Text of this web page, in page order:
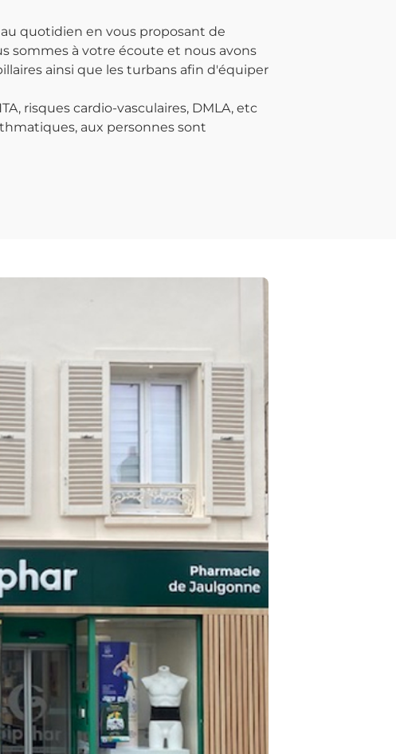
quotidien en vous proposant de
sommes à votre écoute et nous avons
ainsi que les turbans afin d'équiper
risques cardio-vasculaires, DMLA, etc
aux personnes sont